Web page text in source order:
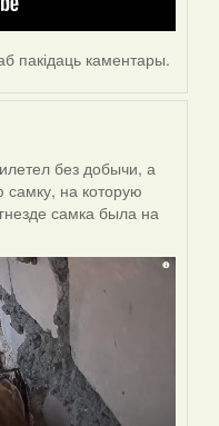
пакідаць каментары.
без добычи, а
самку, на которую
самка была на